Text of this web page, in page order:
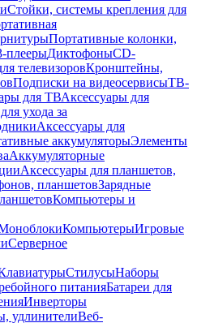
Стойки, системы крепления для
Портативные колонки,
плеерыДиктофоныCD-
телевизоровКронштейны,
Подписки на видеосервисыТВ-
для ТВАксессуары для
ухода за
Аксессуары для
аккумуляторыЭлементы
Аккумуляторные
Аксессуары для планшетов,
планшетовЗарядные
Компьютеры и
КомпьютерыИгровые
Серверное
СтилусыНаборы
питанияБатареи для
Инверторы
удлинителиВеб-